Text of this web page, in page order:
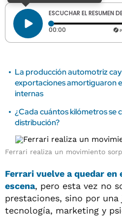
ESCUCHAR EL RESUMEN
00:00 Tiempo
La producción automotriz
exportaciones amortiguaron
internas
¿Cada cuántos kilómetros se
distribución?
Ferrari realiza un movimiento
Ferrari vuelve a quedar en
escena, pero esta vez no
prestaciones, sino por
tecnología, marketing y